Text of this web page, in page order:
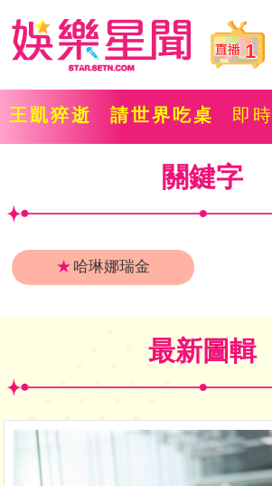
1
王凱猝逝 請世界吃桌 即時
關鍵字
★ 哈琳娜瑞金
最新圖輯